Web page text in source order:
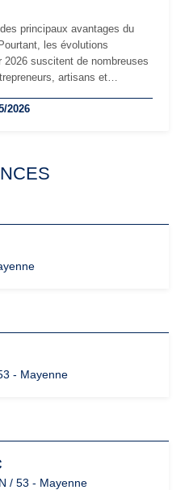
principaux avantages du
les évolutions
2026 suscitent de nombreuses
artisans et
vers la TVA : les règles
2026
- Mayenne
/ 53 - Mayenne